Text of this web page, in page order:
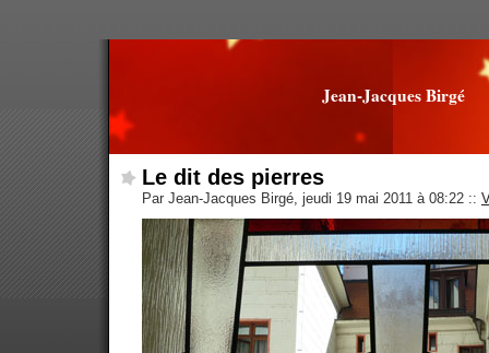
Jean-Jacques Birgé
Le dit des pierres
Par Jean-Jacques Birgé, jeudi 19 mai 2011 à 08:22 ::